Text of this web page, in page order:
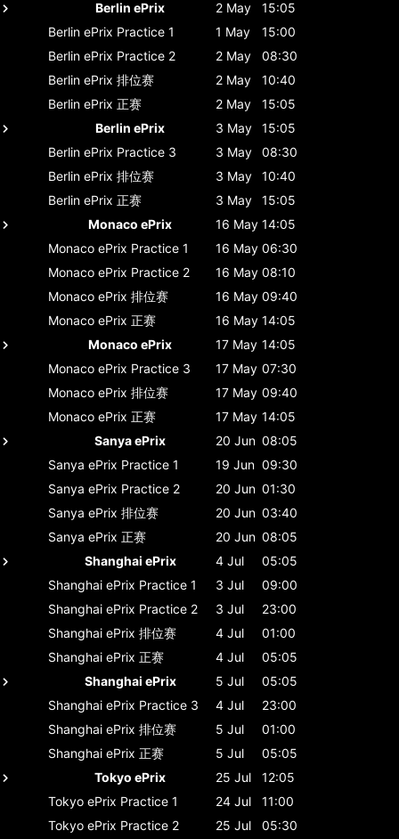
Berlin ePrix
2 May
15:05
Berlin ePrix Practice 1 1 May
15:00
Berlin ePrix Practice 2 2 May
08:30
Berlin ePrix 排位赛 2 May
10:40
Berlin ePrix 正赛 2 May
15:05
Berlin ePrix
3 May
15:05
Berlin ePrix Practice 3 3 May
08:30
Berlin ePrix 排位赛 3 May
10:40
Berlin ePrix 正赛 3 May
15:05
Monaco ePrix
16 May 14:05
Monaco ePrix Practice 1 16 May 06:30
Monaco ePrix Practice 2 16 May 08:10
Monaco ePrix 排位赛 16 May 09:40
Monaco ePrix 正赛 16 May 14:05
Monaco ePrix
17 May 14:05
Monaco ePrix Practice 3 17 May 07:30
Monaco ePrix 排位赛 17 May 09:40
Monaco ePrix 正赛 17 May 14:05
Sanya ePrix
20 Jun 08:05
Sanya ePrix Practice 1 19 Jun 09:30
Sanya ePrix Practice 2 20 Jun 01:30
Sanya ePrix 排位赛 20 Jun 03:40
Sanya ePrix 正赛 20 Jun 08:05
Shanghai ePrix
4 Jul
05:05
Shanghai ePrix Practice 1 3 Jul
09:00
Shanghai ePrix Practice 2 3 Jul
23:00
Shanghai ePrix 排位赛 4 Jul
01:00
Shanghai ePrix 正赛 4 Jul
05:05
Shanghai ePrix
5 Jul
05:05
Shanghai ePrix Practice 3 4 Jul
23:00
Shanghai ePrix 排位赛 5 Jul
01:00
Shanghai ePrix 正赛 5 Jul
05:05
Tokyo ePrix
25 Jul
12:05
Tokyo ePrix Practice 1 24 Jul
11:00
Tokyo ePrix Practice 2 25 Jul
05:30